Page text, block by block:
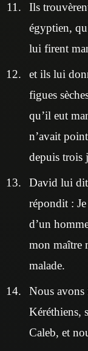
Ils
égyptien,
lui firent
et ils lui
figues
qu’il eut
n’avait
depuis trois
David lui dit
répondit :
d’un
mon maître
malade.
Nous avons
Kéréthiens,
Caleb, et